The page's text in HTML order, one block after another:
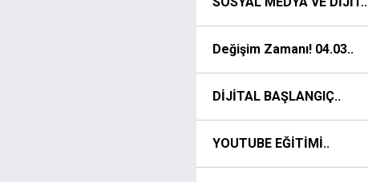
Değişim Zamanı! 04.03..
DİJİTAL BAŞLANGIÇ..
YOUTUBE EĞİTİMİ..